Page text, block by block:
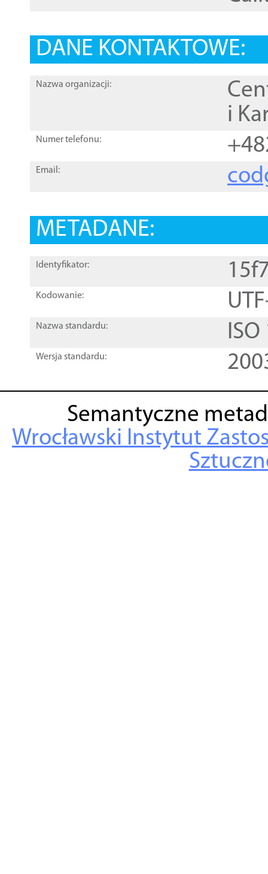
DANE KONTAKTOWE:
Nazwa organizacji:
i
Numer telefonu:
Email:
METADANE:
Identyfikator:
Kodowanie:
Nazwa standardu:
Wersja standardu:
Semantyczne
Wrocławski Instytut